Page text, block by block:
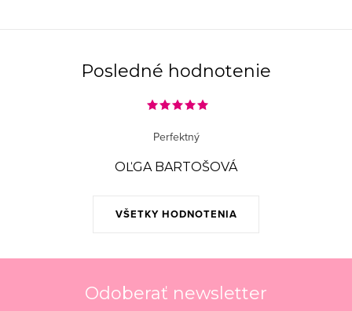
Posledné hodnotenie
VŠETKY HODNOTENIA
Perfektný
OĽGA BARTOŠOVÁ
Odoberať newsletter